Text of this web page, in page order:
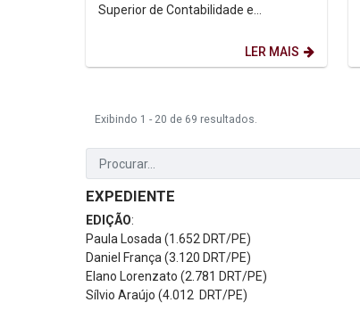
Superior de Contabilidade e
LER MAIS
Exibindo 1 - 20 de 69 resultados.
EXPEDIENTE
EDIÇÃO:
Paula Losada (1.652 DRT/PE)
Daniel França (3.120 DRT/PE)
Elano Lorenzato (2.781 DRT/PE)
Sílvio Araújo (4.012 DRT/PE)